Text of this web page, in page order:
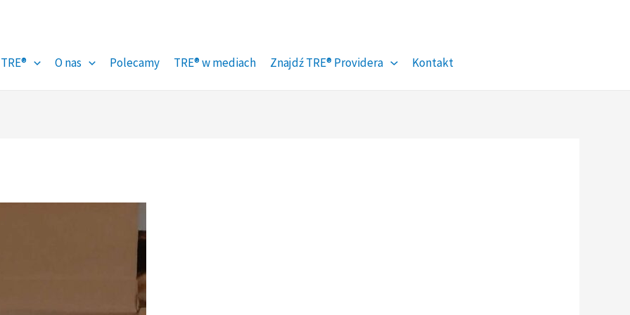
O nas Polecamy TRE® w mediach Znajdź TRE® Providera Kontakt